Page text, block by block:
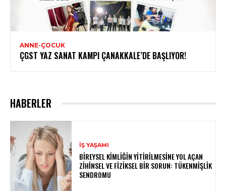
ANNE-ÇOCUK
ÇGST YAZ SANAT KAMPI ÇANAKKALE’DE BAŞLIYOR!
HABERLER
İŞ YAŞAMI
BIREYSEL KIMLIĞIN YITIRILMESINE YOL AÇAN
ZIHINSEL VE FIZIKSEL BIR SORUN: TÜKENMIŞLIK
SENDROMU